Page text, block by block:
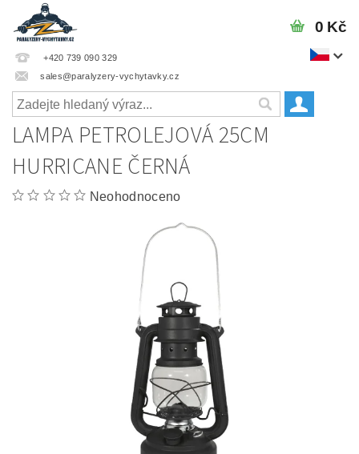
+420 739 090 329
sales@paralyzery-vychytavky.cz
0 Kč
LAMPA PETROLEJOVÁ 25CM
HURRICANE ČERNÁ
Neohodnoceno